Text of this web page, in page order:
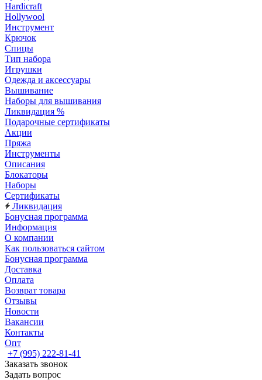
Hardicraft
Hollywool
Инструмент
Крючок
Спицы
Тип набора
Игрушки
Одежда и аксессуары
Вышивание
Наборы для вышивания
Ликвидация %
Подарочные сертификаты
Акции
Пряжа
Инструменты
Описания
Блокаторы
Наборы
Сертификаты
Ликвидация
Бонусная программа
Информация
О компании
Как пользоваться сайтом
Бонусная программа
Доставка
Оплата
Возврат товара
Отзывы
Новости
Вакансии
Контакты
Опт
+7 (995) 222-81-41
Заказать звонок
Задать вопрос